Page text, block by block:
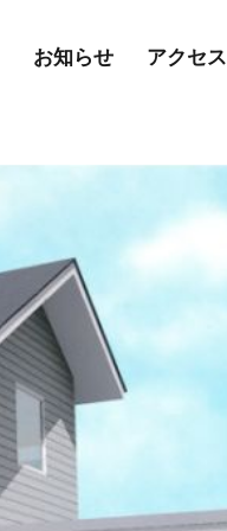
お知らせ アクセス